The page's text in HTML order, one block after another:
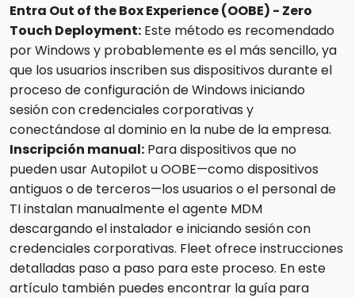
Entra Out of the Box Experience (OOBE) - Zero
Touch Deployment: Este método es recomendado
por Windows y probablemente es el más sencillo, ya
que los usuarios inscriben sus dispositivos durante el
proceso de configuración de Windows iniciando
sesión con credenciales corporativas y
conectándose al dominio en la nube de la empresa.
Inscripción manual: Para dispositivos que no
pueden usar Autopilot u OOBE—como dispositivos
antiguos o de terceros—los usuarios o el personal de
TI instalan manualmente el agente MDM
descargando el instalador e iniciando sesión con
credenciales corporativas. Fleet ofrece instrucciones
detalladas paso a paso para este proceso. En este
artículo también puedes encontrar la guía para